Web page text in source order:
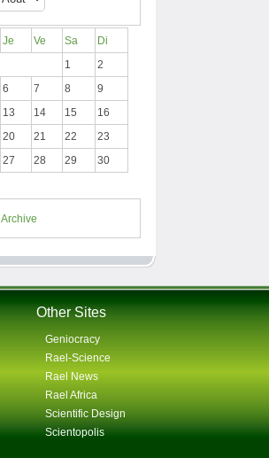
Je Ve Sa
Di
1
2
6 7 8
9
13 14 15
16
20 21 22
23
27 28 29
30
Archive
Other Sites
Geniocracy
Rael-Science
Rael News
Rael Africa
Scientific Design
Scientopolis